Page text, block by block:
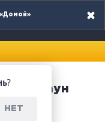
?
НЕТ
и саун